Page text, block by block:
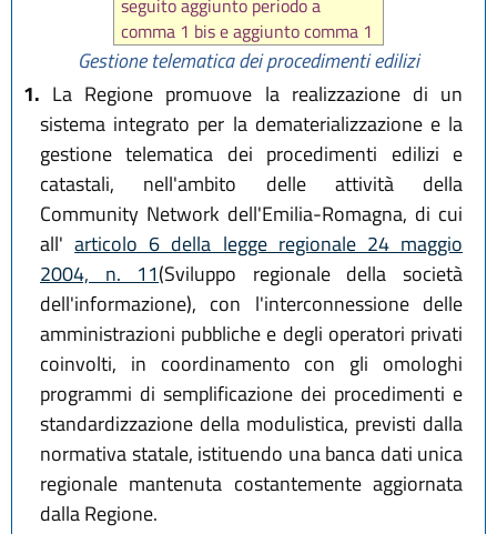
seguito aggiunto periodo a
comma 1 bis e aggiunto comma 1
ter daart. 2 L.R. 29 dicembre
Gestione telematica dei procedimenti edilizi
1. La Regione promuove la realizzazione di un
sistema integrato per la dematerializzazione e la
gestione telematica dei procedimenti edilizi e
catastali, nell'ambito delle attività della
Community Network dell'Emilia-Romagna, di cui
all'articolo 6 della legge regionale 24 maggio
2004, n. 11(Sviluppo regionale della società
dell'informazione), con l'interconnessione delle
amministrazioni pubbliche e degli operatori privati
coinvolti, in coordinamento con gli omologhi
programmi di semplificazione dei procedimenti e
standardizzazione della modulistica, previsti dalla
normativa statale, istituendo una banca dati unica
regionale mantenuta costantemente aggiornata
dalla Regione.